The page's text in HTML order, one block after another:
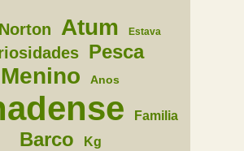
Norton Atum Estava
Pesca
Menino Anos
Familia
Barco Kg